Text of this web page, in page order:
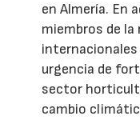
en Almería. En
miembros de
internacionales
urgencia de
sector
cambio